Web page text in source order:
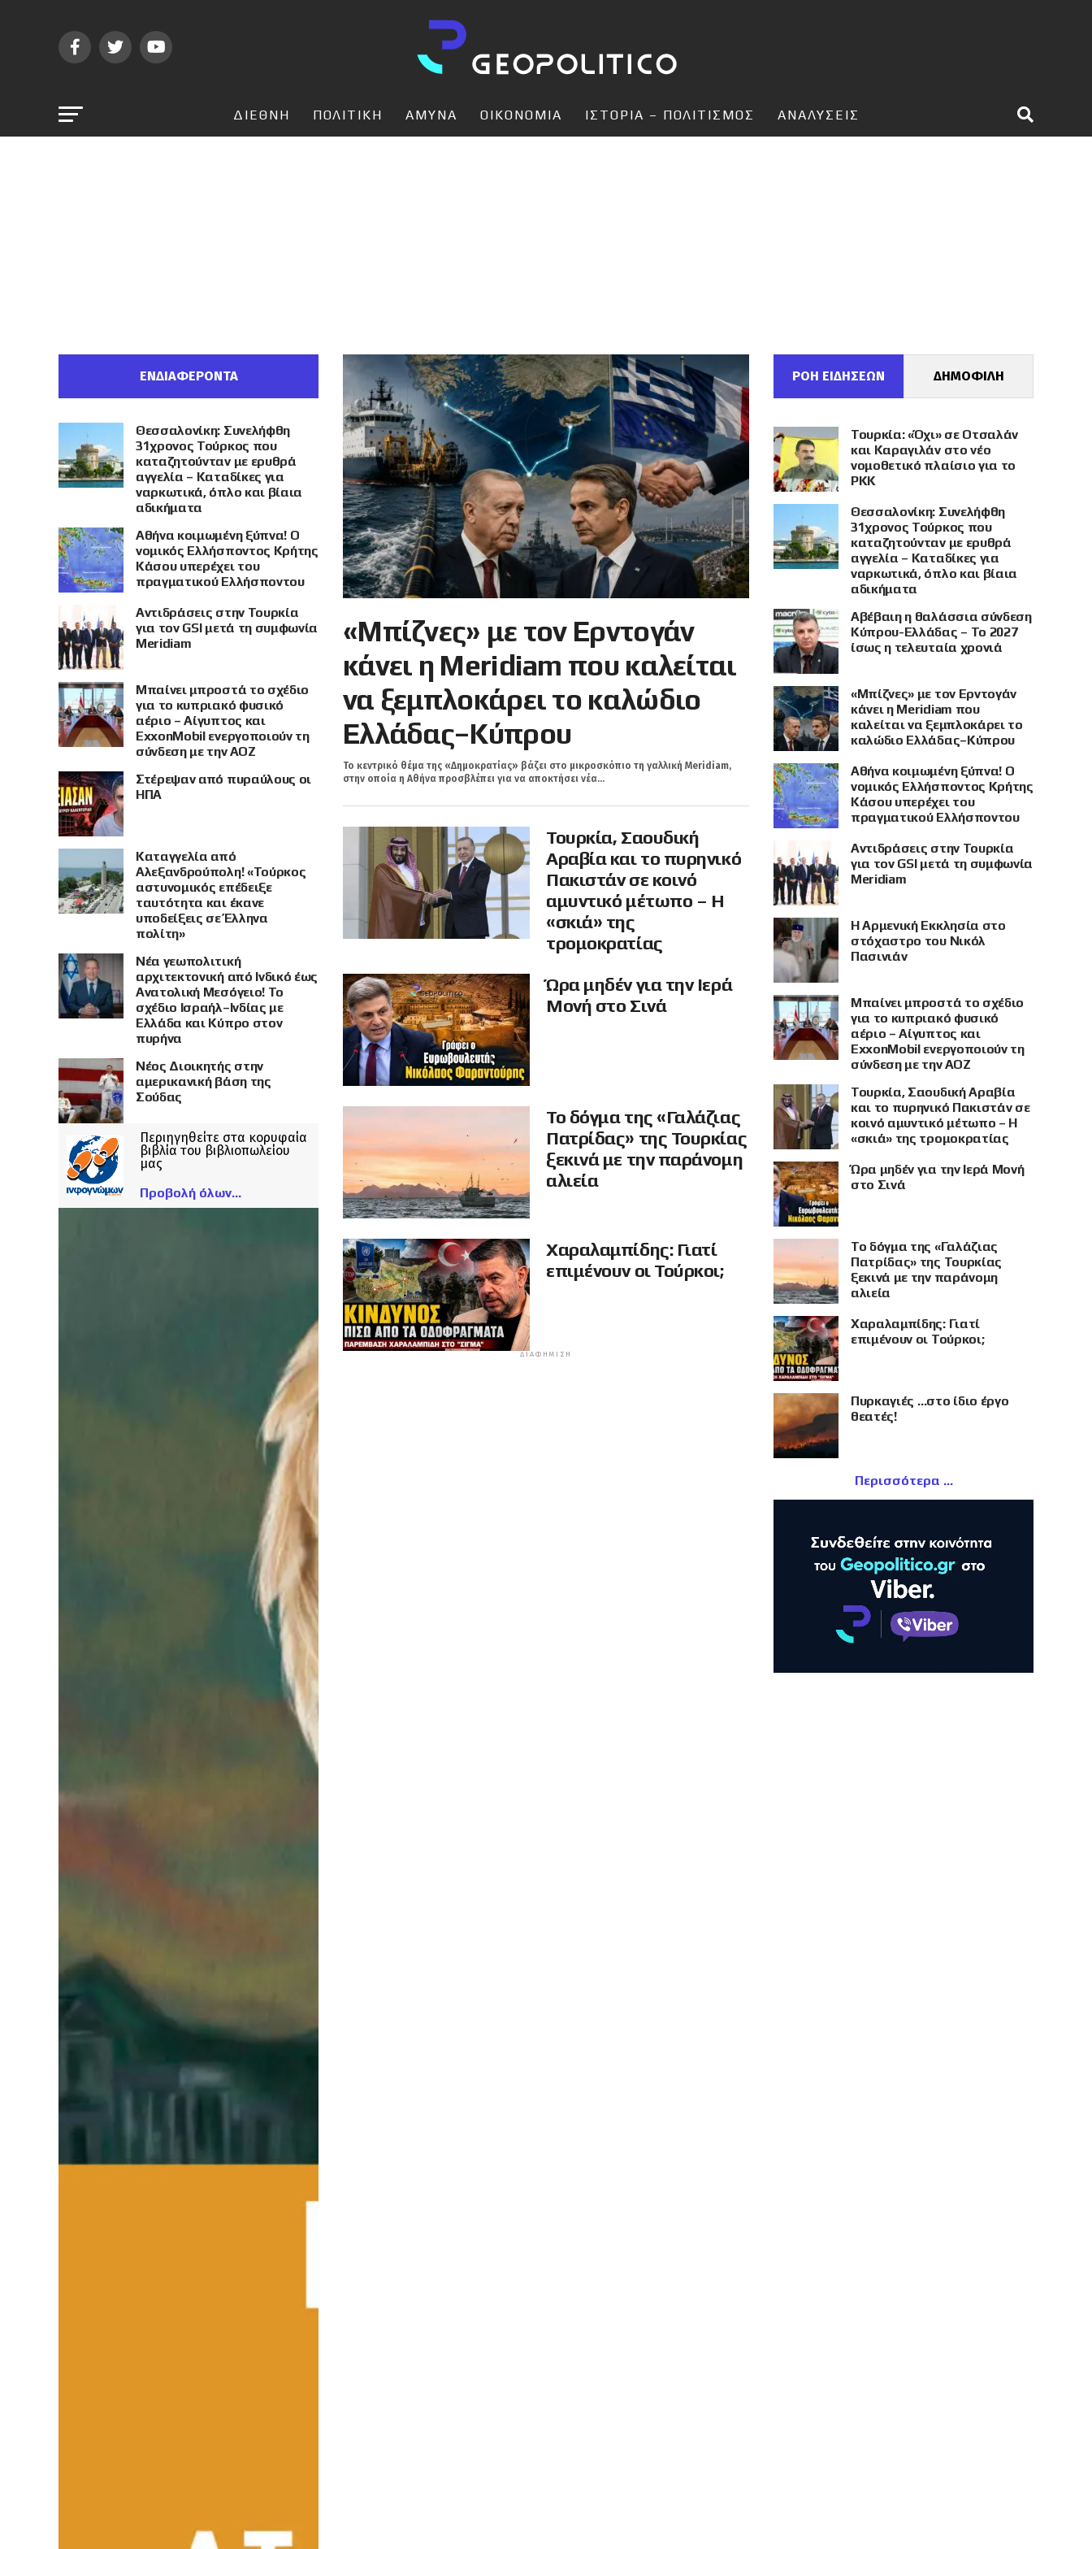
ΔΙΕΘΝΗ ΠΟΛΙΤΙΚΗ ΑΜΥΝΑ ΟΙΚΟΝΟΜΙΑ ΙΣΤΟΡΙΑ – ΠΟΛΙΤΙΣΜΟΣ ΑΝΑΛΥΣΕΙΣ
«Μπίζνες» με τον Ερντογάν
κάνει η Meridiam που καλείται
να ξεμπλοκάρει το καλώδιο
Ελλάδας–Κύπρου
Το κεντρικό θέμα της «Δημοκρατίας» βάζει στο μικροσκόπιο τη γαλλική Meridiam,
στην οποία η Αθήνα προσβλέπει για να αποκτήσει νέα...
Τουρκία, Σαουδική
Αραβία και το πυρηνικό
Πακιστάν σε κοινό
αμυντικό μέτωπο – Η
«σκιά» της
τρομοκρατίας
Ώρα μηδέν για την Ιερά
Μονή στο Σινά
Το δόγμα της «Γαλάζιας
Πατρίδας» της Τουρκίας
ξεκινά με την παράνομη
αλιεία
Χαραλαμπίδης: Γιατί
επιμένουν οι Τούρκοι;
ΔΙΑΦΉΜΙΣΗ
ΕΝΔΙΑΦΕΡΟΝΤΑ
Θεσσαλονίκη: Συνελήφθη
31χρονος Τούρκος που
καταζητούνταν με ερυθρά
αγγελία – Καταδίκες για
ναρκωτικά, όπλο και βίαια
αδικήματα
Αθήνα κοιμωμένη ξύπνα! Ο
νομικός Ελλήσποντος Κρήτης
Κάσου υπερέχει του
πραγματικού Ελλήσποντου
Αντιδράσεις στην Τουρκία
για τον GSI μετά τη συμφωνία
Meridiam
Μπαίνει μπροστά το σχέδιο
για το κυπριακό φυσικό
αέριο – Αίγυπτος και
ExxonMobil ενεργοποιούν τη
σύνδεση με την ΑΟΖ
Στέρεψαν από πυραύλους οι
ΗΠΑ
Καταγγελία από
Αλεξανδρούπολη! «Τούρκος
αστυνομικός επέδειξε
ταυτότητα και έκανε
υποδείξεις σε Έλληνα
πολίτη»
Νέα γεωπολιτική
αρχιτεκτονική από Ινδικό έως
Ανατολική Μεσόγειο! Το
σχέδιο Ισραήλ–Ινδίας με
Ελλάδα και Κύπρο στον
πυρήνα
Νέος Διοικητής στην
αμερικανική βάση της
Σούδας
Περιηγηθείτε στα κορυφαία
βιβλία του βιβλιοπωλείου
μας
Προβολή όλων
ΡΟΗ ΕΙΔΗΣΕΩΝ ΔΗΜΟΦΙΛΗ
Τουρκία: «Όχι» σε Οτσαλάν
και Καραγιλάν στο νέο
νομοθετικό πλαίσιο για το
PKK
Θεσσαλονίκη: Συνελήφθη
31χρονος Τούρκος που
καταζητούνταν με ερυθρά
αγγελία – Καταδίκες για
ναρκωτικά, όπλο και βίαια
αδικήματα
Αβέβαιη η θαλάσσια σύνδεση
Κύπρου-Ελλάδας – Το 2027
ίσως η τελευταία χρονιά
«Μπίζνες» με τον Ερντογάν
κάνει η Meridiam που
καλείται να ξεμπλοκάρει το
καλώδιο Ελλάδας–Κύπρου
Αθήνα κοιμωμένη ξύπνα! Ο
νομικός Ελλήσποντος Κρήτης
Κάσου υπερέχει του
πραγματικού Ελλήσποντου
Αντιδράσεις στην Τουρκία
για τον GSI μετά τη συμφωνία
Meridiam
Η Αρμενική Εκκλησία στο
στόχαστρο του Νικόλ
Πασινιάν
Μπαίνει μπροστά το σχέδιο
για το κυπριακό φυσικό
αέριο – Αίγυπτος και
ExxonMobil ενεργοποιούν τη
σύνδεση με την ΑΟΖ
Τουρκία, Σαουδική Αραβία
και το πυρηνικό Πακιστάν σε
κοινό αμυντικό μέτωπο – Η
«σκιά» της τρομοκρατίας
Ώρα μηδέν για την Ιερά Μονή
στο Σινά
Το δόγμα της «Γαλάζιας
Πατρίδας» της Τουρκίας
ξεκινά με την παράνομη
αλιεία
Χαραλαμπίδης: Γιατί
επιμένουν οι Τούρκοι;
Πυρκαγιές …στο ίδιο έργο
θεατές!
Περισσότερα